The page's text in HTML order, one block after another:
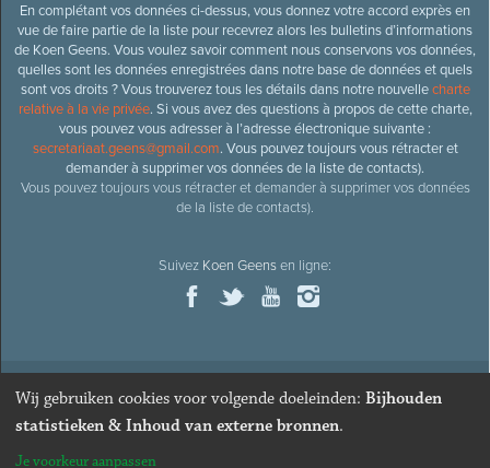
En complétant vos données ci-dessus, vous donnez votre accord exprès en
vue de faire partie de la liste pour recevrez alors les bulletins d’informations
de Koen Geens. Vous voulez savoir comment nous conservons vos données,
quelles sont les données enregistrées dans notre base de données et quels
sont vos droits ? Vous trouverez tous les détails dans notre nouvellecharte
relative à la vie privée. Si vous avez des questions à propos de cette charte,
vous pouvez vous adresser à l’adresse électronique suivante :
secretariaat.geens@gmail.com. Vous pouvez toujours vous rétracter et
demander à supprimer vos données de la liste de contacts).
Vous pouvez toujours vous rétracter et demander à supprimer vos données
de la liste de contacts).
Suivez Koen Geensen ligne:
© 2026Ancien ministre et député honoraire
Webdesign & développement par Zenjoy de Louvain
Wij gebruiken cookies voor volgende doeleinden: Bijhouden
statistieken & Inhoud van externe bronnen.
Je voorkeur aanpassen